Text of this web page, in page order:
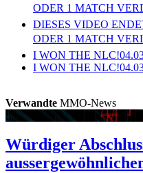
ODER 1 MATCH
DIESES VIDEO
ODER 1 MATCH
I WON THE NLC!
I WON THE NLC!
Verwandte MMO-News
Würdiger